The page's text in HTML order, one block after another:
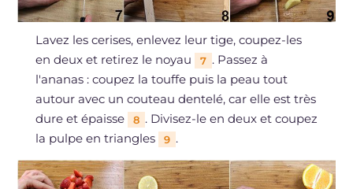
Lavez les cerises, enlevez leur tige, coupez-les
en deux et retirez le noyau
7 . Passez à
l'ananas : coupez la touffe puis la peau tout
autour avec un couteau dentelé, car elle est très
dure et épaisse
8 . Divisez-le en deux et coupez
la pulpe en triangles
9 .